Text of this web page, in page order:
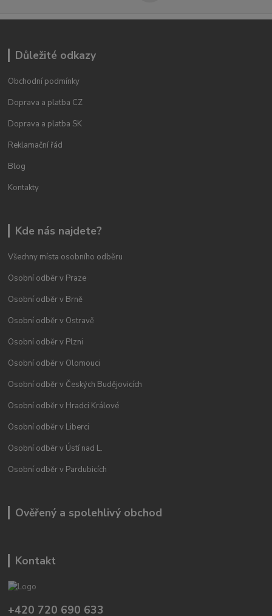
Důležité odkazy
Obchodní podmínky
Doprava a platba CZ
Doprava a platba SK
Reklamační řád
Blog
Kontakty
Kde nás najdete?
Všechny místa osobního odběru
Osobní odběr v Praze
Osobní odběr v Brně
Osobní odběr v Ostravě
Osobní odběr v Plzni
Osobní odběr v Olomouci
Osobní odběr v Českých Budějovicích
Osobní odběr v Hradci Králové
Osobní odběr v Liberci
Osobní odběr v Ústí nad L.
Osobní odběr v Pardubicích
Ověřený a spolehlivý obchod
Kontakt
+420 720 690 633